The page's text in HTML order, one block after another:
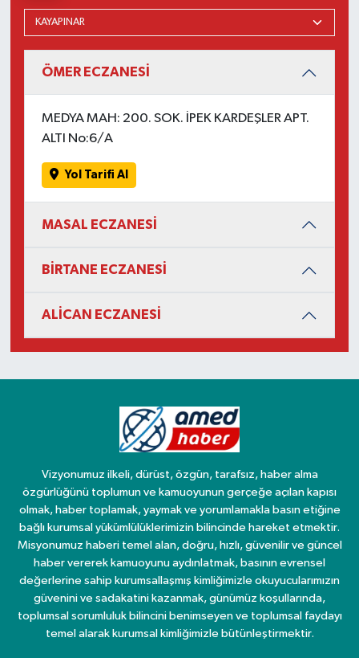
ÖMER ECZANESİ
MEDYA MAH: 200. SOK. İPEK KARDEŞLER APT.
ALTI No:6/A
Yol Tarifi Al
MASAL ECZANESİ
BİRTANE ECZANESİ
ALİCAN ECZANESİ
Vizyonumuz ilkeli, dürüst, özgün, tarafsız, haber alma
özgürlüğünü toplumun ve kamuoyunun gerçeğe açılan kapısı
olmak, haber toplamak, yaymak ve yorumlamakla basın etiğine
bağlı kurumsal yükümlülüklerimizin bilincinde hareket etmektir.
Misyonumuz haberi temel alan, doğru, hızlı, güvenilir ve güncel
haber vererek kamuoyunu aydınlatmak, basının evrensel
değerlerine sahip kurumsallaşmış kimliğimizle okuyucularımızın
güvenini ve sadakatini kazanmak, günümüz koşullarında,
toplumsal sorumluluk bilincini benimseyen ve toplumsal faydayı
temel alarak kurumsal kimliğimizle bütünleştirmektir.